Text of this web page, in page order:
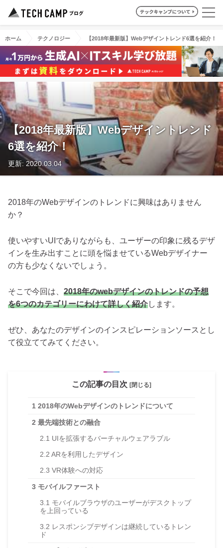
ホーム テクノロジー 【2018年最新版】Webデザイントレンド6選を紹介！
【2018年最新版】Webデザイントレンド
6選を紹介！
更新: 2020.03.04
2018年のWebデザインのトレンドに興味はありません
か？
使いやすいUIでありながらも、ユーザーの印象に残るデザ
インを生み出すことに頭を悩ませているWebデザイナー
の方も少なくないでしょう。
そこで今回は、 2018年のwebデザインのトレンドの予想
を6つのカテゴリーにわけて詳しく紹介します。
ぜひ、あなたのデザインのインスピレーションソースとし
て役立ててみてください。
この記事の目次 [閉じる]
1 2018年のWebデザインのトレンドについて
2 最先端技術との融合
2.1 UIを拡張するバーチャルウェアラブル
2.2 ARを利用したデザイン
2.3 VR体験への対応
3 モバイルファースト
3.1 モバイルブラウザのユーザーがデスクトップ
を上回っている
3.2 レスポンシブデザインは継続しているトレン
ド